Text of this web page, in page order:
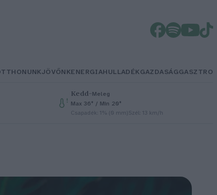
JÖVŐNKENERGIAHULLADÉKGAZDASÁGGASZTRO
Kedd–Meleg
Max 36° / Min 20°
Csapadék: 1% (0 mm)Szél: 13 km/h